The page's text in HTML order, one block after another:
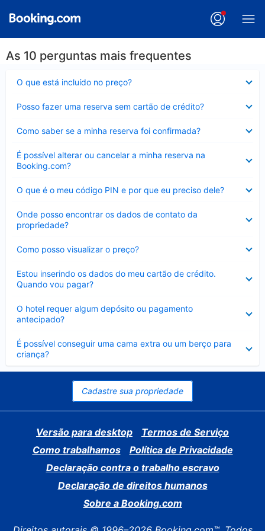
As 10 perguntas mais frequentes
O que está incluído no preço?
Posso fazer uma reserva sem cartão de crédito?
Como saber se a minha reserva foi confirmada?
É possível alterar ou cancelar a minha reserva na
Booking.com?
Contraído
O que é o meu código PIN e por que eu preciso dele?
Onde posso encontrar os dados de contato da
propriedade?
Como posso visualizar o preço?
Estou inserindo os dados do meu cartão de crédito.
Quando vou pagar?
O hotel requer algum depósito ou pagamento
antecipado?
É possível conseguir uma cama extra ou um berço para
criança?
Contraído
Cadastre sua propriedade
Versão para desktop
Termos de Serviço
Como trabalhamos
Política de Privacidade
Declaração contra o trabalho escravo
Declaração de direitos humanos
Sobre a Booking.com